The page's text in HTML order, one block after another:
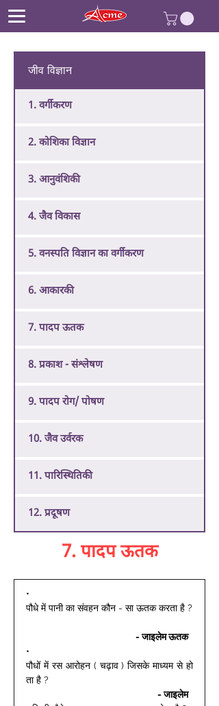
जीव विज्ञान
1. वर्गीकरण
2. कोशिका विज्ञान
3. आनुवंशिकी
4. जैव विकास
5. वनस्पति विज्ञान का वर्गीकरण
6. आकारकी
7. पादप ऊतक
8. प्रकाश - संश्लेषण
9. पादप रोग/ पोषण
10. जैव उर्वरक
11. पारिस्थितिकी
12. प्रदूषण
7. पादप ऊतक
•
पौधे में पानी का संवहन कौन - सा ऊतक करता है ?
- जाइलेम ऊतक
•
पौधों में रस आरोहन ( चढ़ाव ) जिसके माध्यम से हो
ता है ?
- जाइलेम